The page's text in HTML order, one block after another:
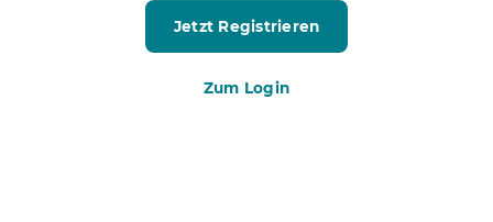
Jetzt Registrieren
Zum Login